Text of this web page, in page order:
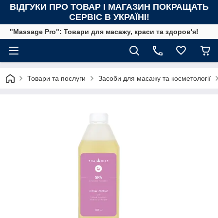
ВІДГУКИ ПРО ТОВАР І МАГАЗИН ПОКРАЩАТЬ
СЕРВІС В УКРАЇНІ!
"Massage Pro": Товари для масажу, краси та здоров'я!
Товари та послуги Засоби для масажу та косметології